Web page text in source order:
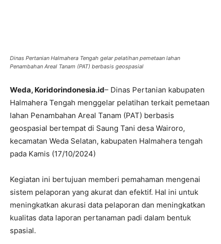
Dinas Pertanian Halmahera Tengah gelar pelatihan pemetaan lahan
Penambahan Areal Tanam (PAT) berbasis geospasial
Weda, Koridorindonesia.id– Dinas Pertanian kabupaten
Halmahera Tengah menggelar pelatihan terkait pemetaan
lahan Penambahan Areal Tanam (PAT) berbasis
geospasial bertempat di Saung Tani desa Wairoro,
kecamatan Weda Selatan, kabupaten Halmahera tengah
pada Kamis (17/10/2024)
Kegiatan ini bertujuan memberi pemahaman mengenai
sistem pelaporan yang akurat dan efektif. Hal ini untuk
meningkatkan akurasi data pelaporan dan meningkatkan
kualitas data laporan pertanaman padi dalam bentuk
spasial.